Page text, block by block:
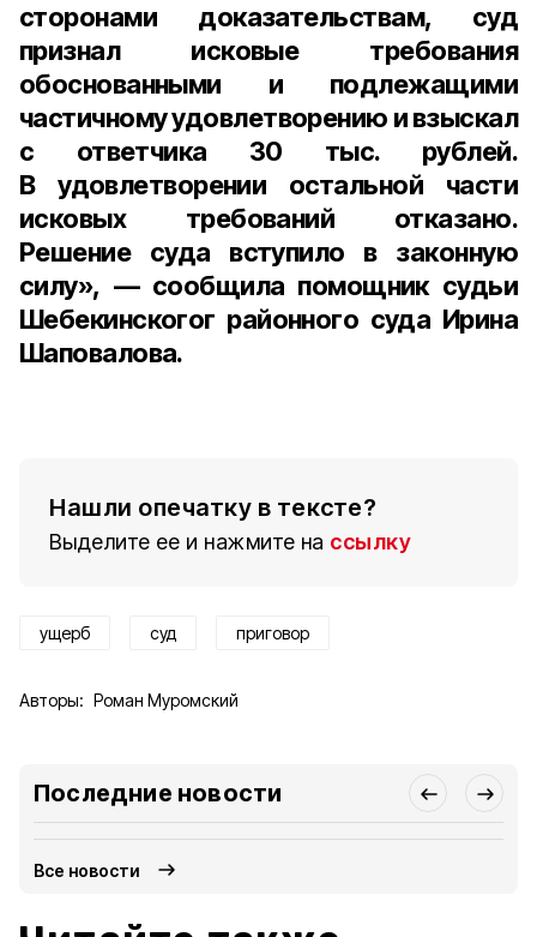
сторонами доказательствам, суд
признал исковые требования
обоснованными и подлежащими
частичному удовлетворению и взыскал
с ответчика 30 тыс. рублей.
В удовлетворении остальной части
исковых требований отказано.
Решение суда вступило в законную
силу», — сообщила помощник судьи
Шебекинскогог районного суда Ирина
Шаповалова.
Нашли опечатку в тексте?
Выделите ее и нажмите на ссылку
ущерб суд приговор
Авторы: Роман Муромский
Последние новости
Все новости